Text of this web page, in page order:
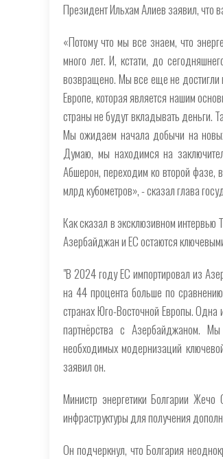
Президент Ильхам Алиев заявил, что
«Потому что мы все знаем, что
много лет. И, кстати, до
возвращено. Мы все еще не достигли
Европе, которая является нашим
страны не будут вкладывать деньги.
Мы ожидаем начала добычи на
Думаю, мы находимся на
Абшерон, переходим ко второй фазе,
млрд кубометров», - сказал глава
Как сказал в эксклюзивном интервью
Азербайджан и ЕС остаются
"В 2024 году ЕС импортировал из
на 44 процента больше по
странах Юго-Восточной Европы. Одна
партнёрства с Азербайджаном.
необходимых модернизаций
заявил он.
Министр энергетики Болгарии
инфраструктуры для получения
Он подчеркнул, что Болгария